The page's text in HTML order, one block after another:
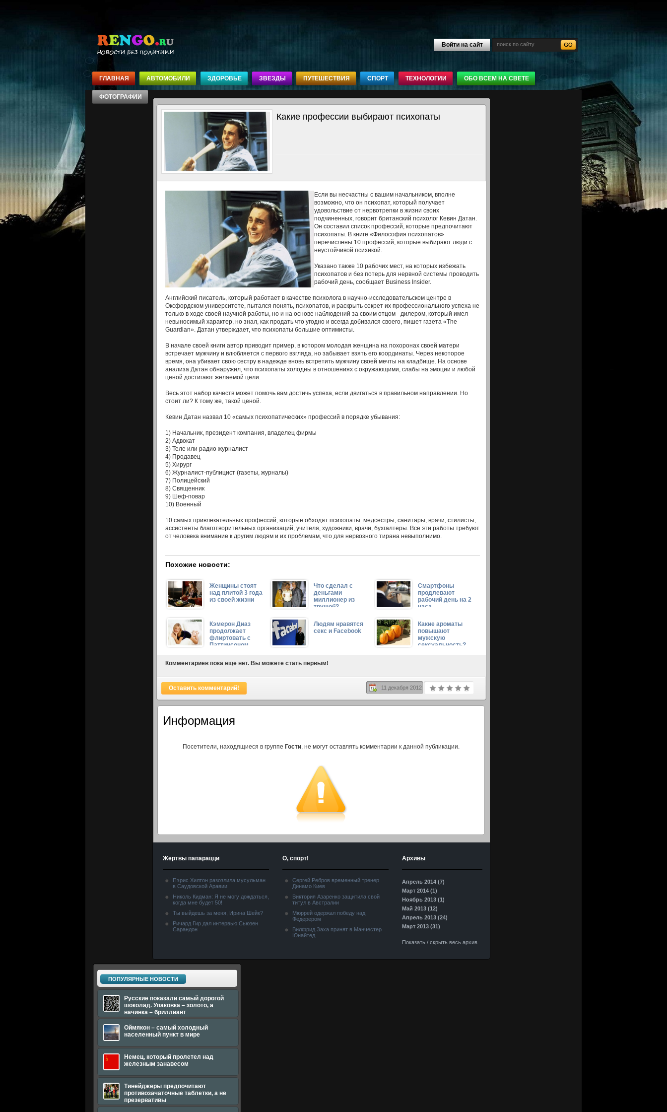
Войти на сайт
ГЛАВНАЯ АВТОМОБИЛИ ЗДОРОВЬЕ ЗВЕЗДЫ ПУТЕШЕСТВИЯ СПОРТ ТЕХНОЛОГИИ ОБО ВСЕМ НА СВЕТЕ
ФОТОГРАФИИ
Какие профессии выбирают психопаты
Если вы несчастны с вашим начальником, вполне
возможно, что он психопат, который получает
удовольствие от нервотрепки в жизни своих
подчиненных, говорит британский психолог Кевин Датан.
Он составил список профессий, которые предпочитают
психопаты. В книге «Философия психопатов»
перечислены 10 профессий, которые выбирают люди с
неустойчивой психикой.
Указано также 10 рабочих мест, на которых избежать
психопатов и без потерь для нервной системы проводить
рабочий день, сообщает Business Insider.
Английский писатель, который работает в качестве психолога в научно-исследовательском центре в
Оксфордском университете, пытался понять, психопатов, и раскрыть секрет их профессионального успеха не
только в ходе своей научной работы, но и на основе наблюдений за своим отцом - дилером, который имел
невыносимый характер, но знал, как продать что угодно и всегда добивался своего, пишет газета «The
Guardian». Датан утверждает, что психопаты большие оптимисты.
В начале своей книги автор приводит пример, в котором молодая женщина на похоронах своей матери
встречает мужчину и влюбляется с первого взгляда, но забывает взять его координаты. Через некоторое
время, она убивает свою сестру в надежде вновь встретить мужчину своей мечты на кладбище. На основе
анализа Датан обнаружил, что психопаты холодны в отношениях с окружающими, слабы на эмоции и любой
ценой достигают желаемой цели.
Весь этот набор качеств может помочь вам достичь успеха, если двигаться в правильном направлении. Но
стоит ли? К тому же, такой ценой.
Кевин Датан назвал 10 «самых психопатических» профессий в порядке убывания:
1) Начальник, президент компания, владелец фирмы
2) Адвокат
3) Теле или радио журналист
4) Продавец
5) Хирург
6) Журналист-публицист (газеты, журналы)
7) Полицейский
8) Священник
9) Шеф-повар
10) Военный
10 самых привлекательных профессий, которые обходят психопаты: медсестры, санитары, врачи, стилисты,
ассистенты благотворительных организаций, учителя, художники, врачи, бухгалтеры. Все эти работы требуют
от человека внимание к другим людям и их проблемам, что для нервозного тирана невыполнимо.
Похожие новости:
Женщины стоят
над плитой 3 года
из своей жизни
Что сделал с
деньгами
миллионер из
трущоб?
Смартфоны
продлевают
рабочий день на 2
часа
Кэмерон Диаз
продолжает
флиртовать с
Паттинсоном
Людям нравятся
секс и Facebook
Какие ароматы
повышают
мужскую
сексуальность?
Комментариев пока еще нет. Вы можете стать первым!
Оставить комментарий! 11 декабря 2012
Информация
Посетители, находящиеся в группе Гости, не могут оставлять комментарии к данной публикации.
Жертвы папарацци
Пэрис Хилтон разозлила мусульман
в Саудовской Аравии
Николь Кидман: Я не могу дождаться,
когда мне будет 50!
Ты выйдешь за меня, Ирина Шейк?
Ричард Гир дал интервью Сьюзен
Сарандон
О, спорт!
Сергей Ребров временный тренер
Динамо Киев
Виктория Азаренко защитила свой
титул в Австралии
Мюррей одержал победу над
Федерером
Вилфрид Заха принят в Манчестер
Юнайтед
Архивы
Апрель 2014 (7)
Март 2014 (1)
Ноябрь 2013 (1)
Май 2013 (12)
Апрель 2013 (24)
Март 2013 (31)
Показать / скрыть весь архив
ПОПУЛЯРНЫЕ НОВОСТИ
Русские показали самый дорогой
шоколад. Упаковка – золото, а
начинка – бриллиант
Оймякон – самый холодный
населенный пункт в мире
Немец, который пролетел над
железным занавесом
Тинейджеры предпочитают
противозачаточные таблетки, а не
презервативы